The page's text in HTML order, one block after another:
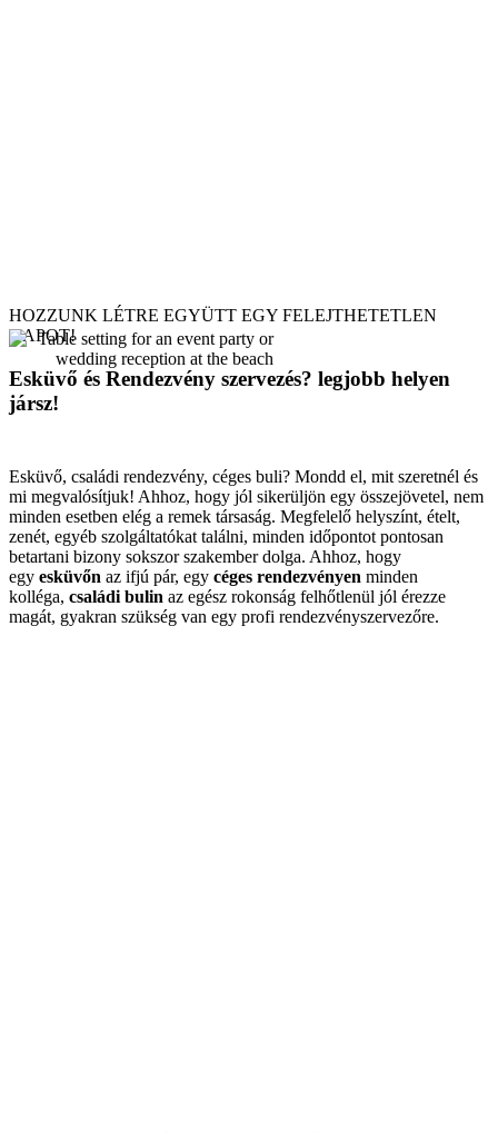
HOZZUNK LÉTRE EGYÜTT EGY FELEJTHETETLEN
NAPOT!
Esküvő és Rendezvény szervezés? legjobb helyen
jársz!
Esküvő, családi rendezvény, céges buli? Mondd el, mit szeretnél és
mi megvalósítjuk! Ahhoz, hogy jól sikerüljön egy összejövetel, nem
minden esetben elég a remek társaság. Megfelelő helyszínt, ételt,
zenét, egyéb szolgáltatókat találni, minden időpontot pontosan
betartani bizony sokszor szakember dolga. Ahhoz, hogy
egy esküvőn az ifjú pár, egy céges rendezvényen minden
kolléga, családi bulin az egész rokonság felhőtlenül jól érezze
magát, gyakran szükség van egy profi rendezvényszervezőre.